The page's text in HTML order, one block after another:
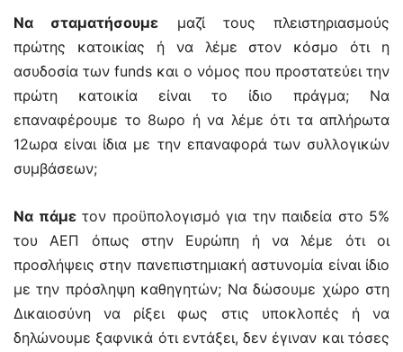
Να σταματήσουμε μαζί τους πλειστηριασμούς
πρώτης κατοικίας ή να λέμε στον κόσμο ότι η
ασυδοσία των funds και ο νόμος που προστατεύει την
πρώτη κατοικία είναι το ίδιο πράγμα; Να
επαναφέρουμε το 8ωρο ή να λέμε ότι τα απλήρωτα
12ωρα είναι ίδια με την επαναφορά των συλλογικών
συμβάσεων;
Να πάμετον προϋπολογισμό για την παιδεία στο 5%
του ΑΕΠ όπως στην Ευρώπη ή να λέμε ότι οι
προσλήψεις στην πανεπιστημιακή αστυνομία είναι ίδιο
με την πρόσληψη καθηγητών; Να δώσουμε χώρο στη
Δικαιοσύνη να ρίξει φως στις υποκλοπές ή να
δηλώνουμε ξαφνικά ότι εντάξει, δεν έγιναν και τόσες